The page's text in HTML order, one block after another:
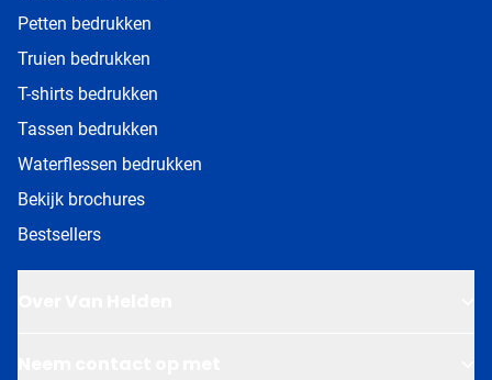
Petten bedrukken
Truien bedrukken
T-shirts bedrukken
Tassen bedrukken
Waterflessen bedrukken
Bekijk brochures
Bestsellers